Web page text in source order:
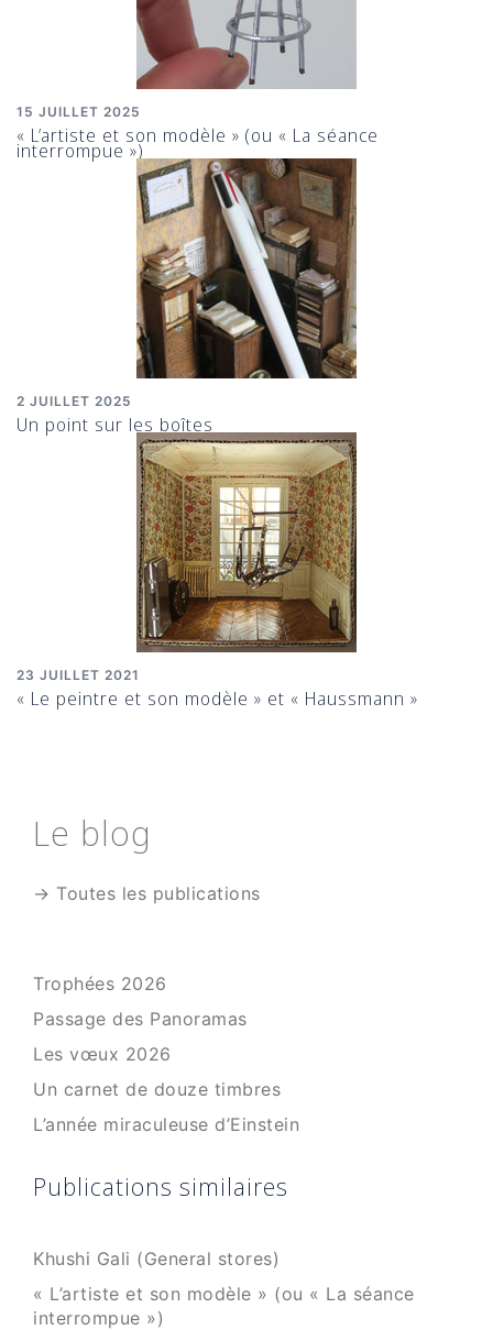
15 JUILLET 2025
« L’artiste et son modèle » (ou « La séance
interrompue »)
2 JUILLET 2025
Un point sur les boîtes
23 JUILLET 2021
« Le peintre et son modèle » et « Haussmann »
Le blog
→ Toutes les publications
Trophées 2026
Passage des Panoramas
Les vœux 2026
Un carnet de douze timbres
L’année miraculeuse d’Einstein
Publications similaires
Khushi Gali (General stores)
« L’artiste et son modèle » (ou « La séance
interrompue »)